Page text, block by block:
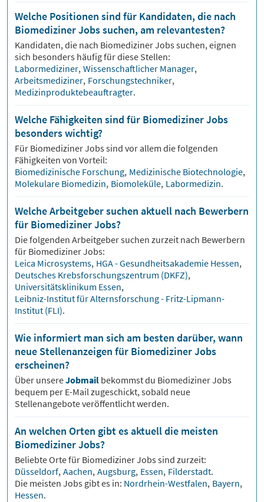
Welche Positionen sind für Kandidaten, die nach
Biomediziner Jobs suchen, am relevantesten?
Kandidaten, die nach BiomedizinerJobs suchen, eignen
sich besonders häufig für diese Stellen:
Labormediziner, Wissenschaftlicher Manager,
Arbeitsmediziner, Forschungstechniker,
Medizinproduktebeauftragter.
Welche Fähigkeiten sind für Biomediziner Jobs
besonders wichtig?
Für BiomedizinerJobs sind vor allem die folgenden
Fähigkeiten von Vorteil:
Biomedizinische Forschung, Medizinische Biotechnologie,
Molekulare Biomedizin, Biomoleküle, Labormedizin.
Welche Arbeitgeber suchen aktuell nach Bewerbern
für Biomediziner Jobs?
Die folgenden Arbeitgeber suchen zurzeit nach Bewerbern
für BiomedizinerJobs:
Leica Microsystems, HGA - Gesundheitsakademie Hessen,
Deutsches Krebsforschungszentrum (DKFZ),
Universitätsklinikum Essen,
Leibniz-Institut für Alternsforschung - Fritz-Lipmann-
Institut (FLI).
Wie informiert man sich am besten darüber, wann
neue Stellenanzeigen für Biomediziner Jobs
erscheinen?
Über unsereJobmail bekommst du BiomedizinerJobs
bequem per E-Mail zugeschickt, sobald neue
Stellenangebote veröffentlicht werden.
An welchen Orten gibt es aktuell die meisten
Biomediziner Jobs?
Beliebte Orte für BiomedizinerJobs sind zurzeit:
Düsseldorf, Aachen, Augsburg, Essen, Filderstadt.
Die meisten Jobs gibt es in: Nordrhein-Westfalen, Bayern,
Hessen.